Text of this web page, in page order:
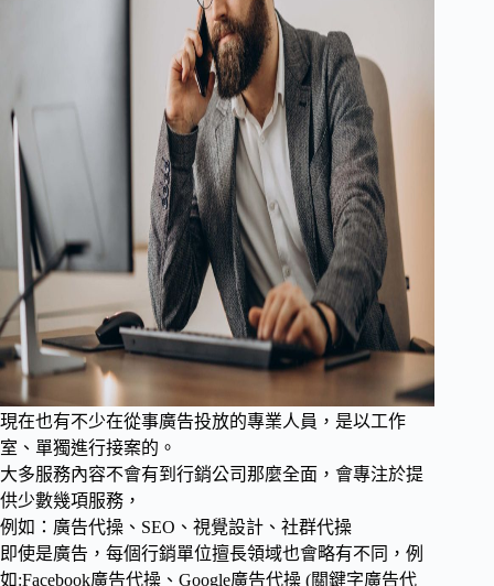
現在也有不少在從事廣告投放的專業人員，是以工作
室、單獨進行接案的。
大多服務內容不會有到行銷公司那麼全面，會專注於提
供少數幾項服務，
例如：廣告代操、SEO、視覺設計、社群代操
即使是廣告，每個行銷單位擅長領域也會略有不同，例
如:Facebook廣告代操、Google廣告代操 (關鍵字廣告代